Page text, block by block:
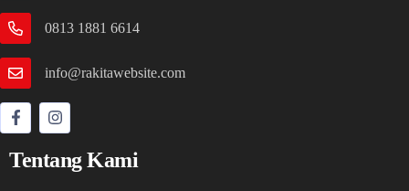
0813 1881 6614
info@rakitawebsite.com
Tentang Kami